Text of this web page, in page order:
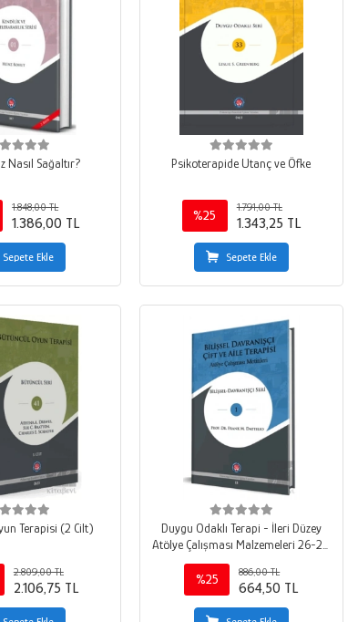
Nasıl Sağaltır?
1.848,00 TL
1.386,00 TL
Sepete Ekle
Psikoterapide Utanç ve Öfke
%25
1.791,00 TL
1.343,25 TL
Sepete Ekle
Terapisi (2 Cilt)
2.809,00 TL
2.106,75 TL
Duygu Odaklı Terapi - İleri Düzey
Atölye Çalışması Malzemeleri 26-29
Ekim
%25
886,00 TL
664,50 TL